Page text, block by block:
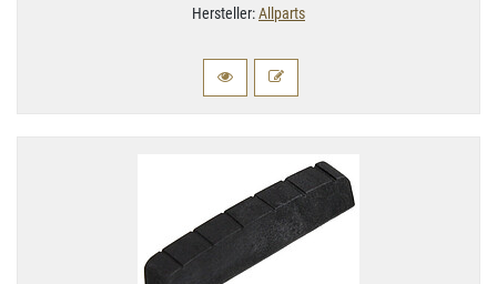
Hersteller:Allparts